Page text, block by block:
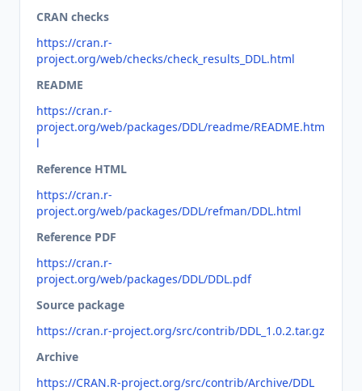
CRAN checks
https://cran.r-
project.org/web/checks/check_results_DDL.html
README
https://cran.r-
project.org/web/packages/DDL/readme/README.htm
l
Reference HTML
https://cran.r-
project.org/web/packages/DDL/refman/DDL.html
Reference PDF
https://cran.r-
project.org/web/packages/DDL/DDL.pdf
Source package
https://cran.r-project.org/src/contrib/DDL_1.0.2.tar.gz
Archive
https://CRAN.R-project.org/src/contrib/Archive/DDL